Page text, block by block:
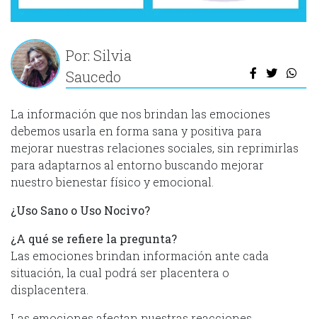
Por: Silvia
Saucedo
La información que nos brindan las emociones
debemos usarla en forma sana y positiva para
mejorar nuestras relaciones sociales, sin reprimirlas
para adaptarnos al entorno buscando mejorar
nuestro bienestar físico y emocional.
¿Uso Sano o Uso Nocivo?
¿A qué se refiere la pregunta?
Las emociones brindan información ante cada
situación, la cual podrá ser placentera o
displacentera.